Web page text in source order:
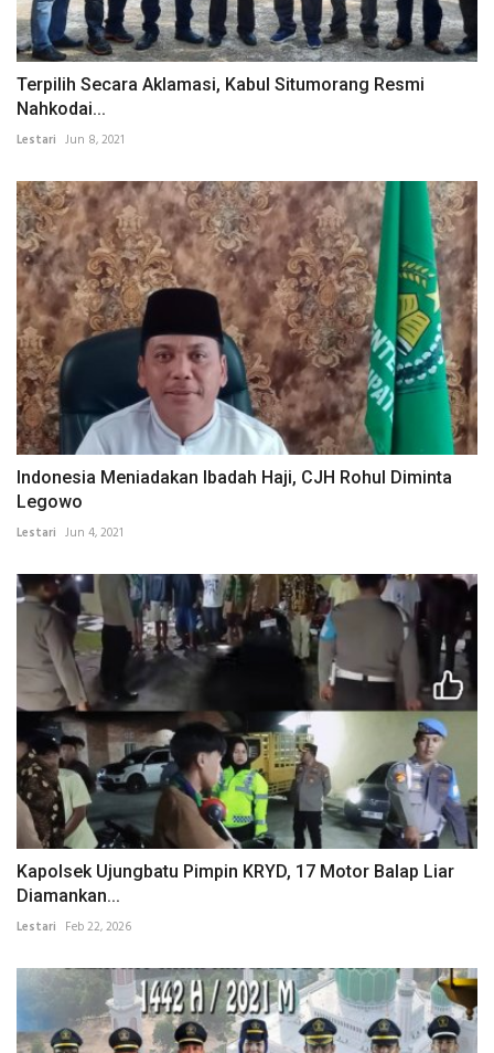
Terpilih Secara Aklamasi, Kabul Situmorang Resmi
Nahkodai...
Lestari Jun 8, 2021
Indonesia Meniadakan Ibadah Haji, CJH Rohul Diminta
Legowo
Lestari Jun 4, 2021
Kapolsek Ujungbatu Pimpin KRYD, 17 Motor Balap Liar
Diamankan...
Lestari Feb 22, 2026